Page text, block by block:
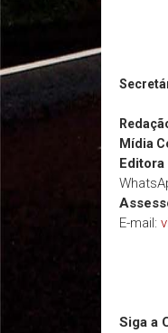
Mídia
E-mail:
Siga a